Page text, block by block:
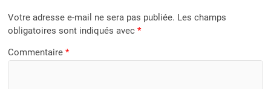
Votre adresse e-mail ne sera pas publiée. Les champs
obligatoires sont indiqués avec*
Commentaire*